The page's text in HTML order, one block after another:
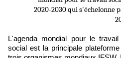
2020-2030 qui s'échelonne
L'agenda mondial pour le
social est la principale